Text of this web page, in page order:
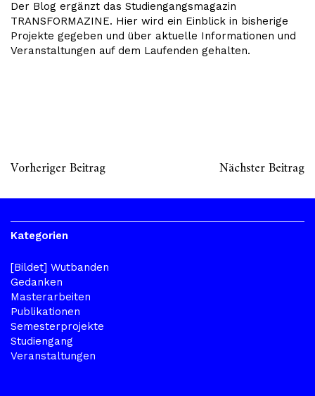
Der Blog ergänzt das Studiengangsmagazin
TRANSFORMAZINE. Hier wird ein Einblick in bisherige
Projekte gegeben und über aktuelle Informationen und
Veranstaltungen auf dem Laufenden gehalten.
Vorheriger Beitrag Nächster Beitrag
Kategorien
[Bildet] Wutbanden
Gedanken
Masterarbeiten
Publikationen
Semesterprojekte
Studiengang
Veranstaltungen